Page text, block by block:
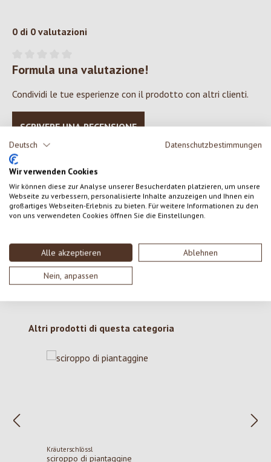
Deutsch Datenschutzbestimmungen
Wir verwenden Cookies
Wir können diese zur Analyse unserer Besucherdaten platzieren, um unsere
Webseite zu verbessern, personalisierte Inhalte anzuzeigen und Ihnen ein
großartiges Webseiten-Erlebnis zu bieten. Für weitere Informationen zu den
von uns verwendeten Cookies öffnen Sie die Einstellungen.
Alle akzeptieren Ablehnen
Nein, anpassen
0 di 0 valutazioni
Valutazione media di 0 su 5 stelle
Formula una valutazione!
Condividi le tue esperienze con il prodotto con altri clienti.
SCRIVERE UNA RECENSIONE
Nessuna recensione trovata Condividi le tue opinioni
Salta la galleria dei prodotti
Altri prodotti di questa categoria
Kräuterschlössl
sciroppo di piantaggine